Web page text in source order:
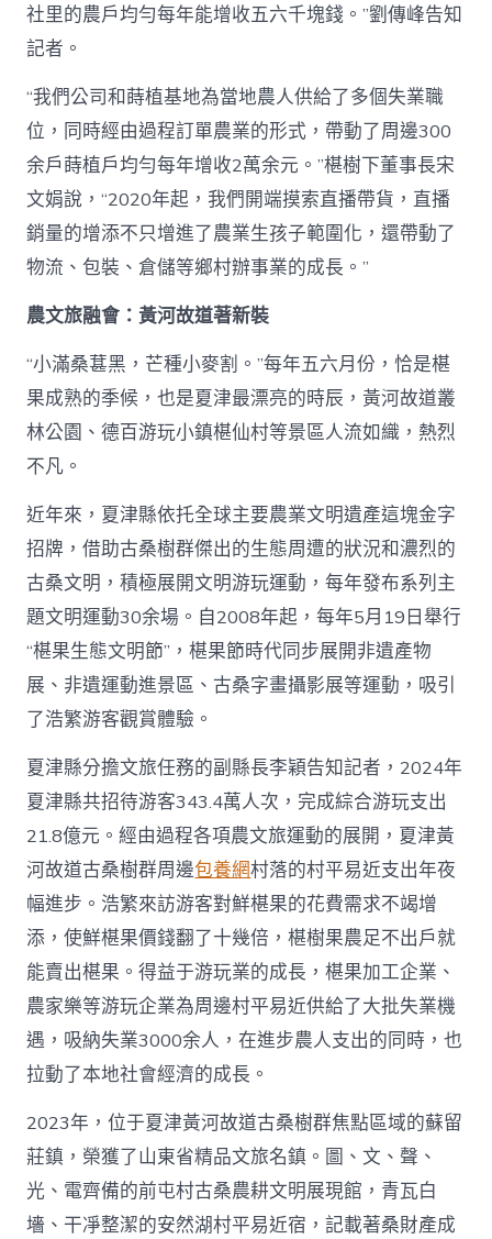
社里的農戶均勻每年能增收五六千塊錢。”劉傳峰告知
記者。
“我們公司和蒔植基地為當地農人供給了多個失業職
位，同時經由過程訂單農業的形式，帶動了周邊300
余戶蒔植戶均勻每年增收2萬余元。”椹樹下董事長宋
文娟說，“2020年起，我們開端摸索直播帶貨，直播
銷量的增添不只增進了農業生孩子範圍化，還帶動了
物流、包裝、倉儲等鄉村辦事業的成長。”
農文旅融會：黃河故道著新裝
“小滿桑葚黑，芒種小麥割。”每年五六月份，恰是椹
果成熟的季候，也是夏津最漂亮的時辰，黃河故道叢
林公園、德百游玩小鎮椹仙村等景區人流如織，熱烈
不凡。
近年來，夏津縣依托全球主要農業文明遺產這塊金字
招牌，借助古桑樹群傑出的生態周遭的狀況和濃烈的
古桑文明，積極展開文明游玩運動，每年發布系列主
題文明運動30余場。自2008年起，每年5月19日舉行
“椹果生態文明節”，椹果節時代同步展開非遺產物
展、非遺運動進景區、古桑字畫攝影展等運動，吸引
了浩繁游客觀賞體驗。
夏津縣分擔文旅任務的副縣長李穎告知記者，2024年
夏津縣共招待游客343.4萬人次，完成綜合游玩支出
21.8億元。經由過程各項農文旅運動的展開，夏津黃
河故道古桑樹群周邊包養網村落的村平易近支出年夜
幅進步。浩繁來訪游客對鮮椹果的花費需求不竭增
添，使鮮椹果價錢翻了十幾倍，椹樹果農足不出戶就
能賣出椹果。得益于游玩業的成長，椹果加工企業、
農家樂等游玩企業為周邊村平易近供給了大批失業機
遇，吸納失業3000余人，在進步農人支出的同時，也
拉動了本地社會經濟的成長。
2023年，位于夏津黃河故道古桑樹群焦點區域的蘇留
莊鎮，榮獲了山東省精品文旅名鎮。圖、文、聲、
光、電齊備的前屯村古桑農耕文明展現館，青瓦白
墻、干凈整潔的安然湖村平易近宿，記載著桑財產成